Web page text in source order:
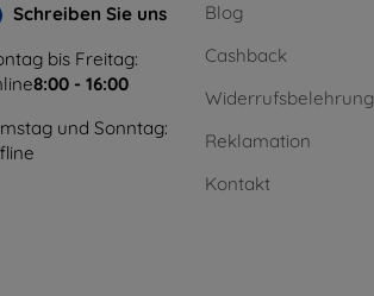
Schreiben Sie uns
bis Freitag:
8:00 - 16:00
und Sonntag:
Blog
Cashback
Widerrufsbelehrung
Reklamation
Kontakt